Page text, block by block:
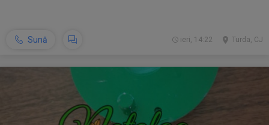
Sună Turda, CJ
ieri, 14:22